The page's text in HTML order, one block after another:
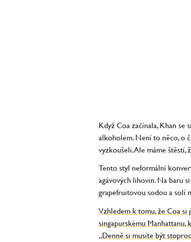
Když Coa začínala, Khan
alkoholem. Není to něco, o
vyzkoušeli. Ale máme štěstí,
Tento styl neformální
agávových lihovin. Na baru
grapefruitovou sodou a solí
Vzhledem k tomu, že Coa
singapurskému
„Denně si musíte být